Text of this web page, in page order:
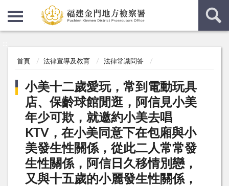
首頁 法律宣導及教育 法律常識問答
小美十二歲愛玩，常到電動玩具
店、保齡球館閒逛，阿信見小美
年少可欺，就邀約小美去唱
KTV，在小美同意下在包廂與小
美發生性關係，從此二人常常發
生性關係，阿信日久移情別戀，
又與十五歲的小麗發生性關係，